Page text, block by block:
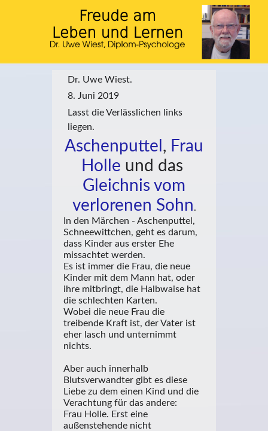
Dr. Uwe Wiest.
8. Juni 2019
Lasst die Verlässlichen links
liegen.
Aschenputtel , Frau
Holle und das
Gleichnis vom
verlorenen Sohn.
In den Märchen - Aschenputtel,
Schneewittchen, geht es darum,
dass Kinder aus erster Ehe
missachtet werden.
Es ist immer die Frau, die neue
Kinder mit dem Mann hat, oder
ihre mitbringt, die Halbwaise hat
die schlechten Karten.
Wobei die neue Frau die
treibende Kraft ist, der Vater ist
eher lasch und unternimmt
nichts.
Aber auch innerhalb
Blutsverwandter gibt es diese
Liebe zu dem einen Kind und die
Verachtung für das andere:
Frau Holle. Erst eine
außenstehende nicht